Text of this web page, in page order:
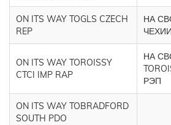
ON ITS WAY TOGLS CZECH
REP
НА
ЧЕХИИ
ON ITS WAY TOROISSY
CTCI IMP RAP
НА
РЭП
ON ITS WAY TOBRADFORD
SOUTH PDO